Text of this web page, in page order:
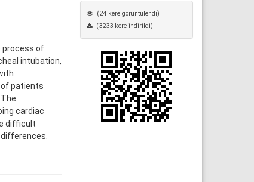
process of
intubation,
of patients
cardiac
difficult
(24 kere görüntülendi)
(3233 kere indirildi)